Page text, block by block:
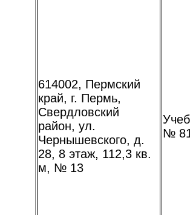
614002, Пермский
край, г. Пермь,
Свердловский
район, ул.
Чернышевского, д.
28, 8 этаж, 112,3 кв.
м, № 13
№